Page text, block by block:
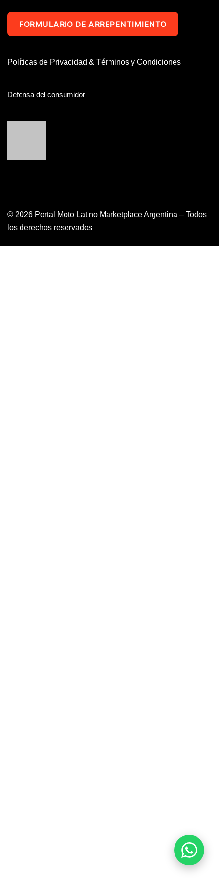
FORMULARIO DE ARREPENTIMIENTO
Políticas de Privacidad & Términos y Condiciones
Defensa del consumidor
© 2026 Portal Moto Latino Marketplace Argentina – Todos